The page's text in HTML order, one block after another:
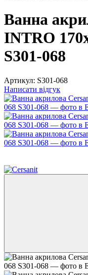
Ванна
INTRO
S301-068
Артикул: S301-068
Написати відгук